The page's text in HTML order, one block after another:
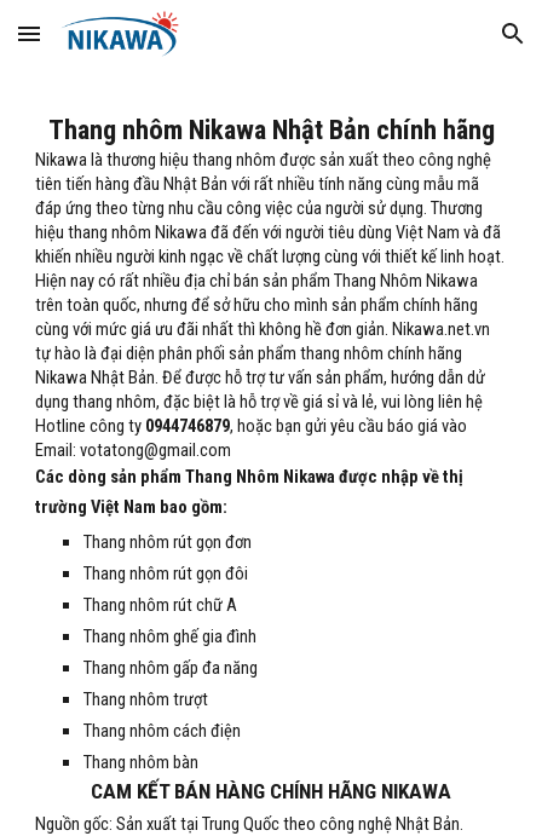
Skip to main content Skip to navigation
Thang nhôm Nikawa Nhật Bản chính hãng
Nikawa là thương hiệu thang nhôm được sản xuất theo công nghệ
tiên tiến hàng đầu Nhật Bản với rất nhiều tính năng cùng mẫu mã
đáp ứng theo từng nhu cầu công việc của người sử dụng. Thương
hiệu thang nhôm Nikawa đã đến với người tiêu dùng Việt Nam và đã
khiến nhiều người kinh ngạc về chất lượng cùng với thiết kế linh hoạt.
Hiện nay có rất nhiều địa chỉ bán sản phẩm Thang Nhôm Nikawa
trên toàn quốc, nhưng để sở hữu cho mình sản phẩm chính hãng
cùng với mức giá ưu đãi nhất thì không hề đơn giản. Nikawa.net.vn
tự hào là đại diện phân phối sản phẩm thang nhôm chính hãng
Nikawa Nhật Bản. Để được hỗ trợ tư vấn sản phẩm, hướng dẫn dử
dụng thang nhôm, đặc biệt là hỗ trợ về giá sỉ và lẻ, vui lòng liên hệ
Hotline công ty 0944746879, hoặc bạn gửi yêu cầu báo giá vào
Email: votatong@gmail.com
Các dòng sản phẩm Thang Nhôm Nikawa được nhập về thị
trường Việt Nam bao gồm:
Thang nhôm rút gọn đơn
Thang nhôm rút gọn đôi
Thang nhôm rút chữ A
Thang nhôm ghế gia đình
Thang nhôm gấp đa năng
Thang nhôm trượt
Thang nhôm cách điện
Thang nhôm bàn
CAM KẾT BÁN HÀNG CHÍNH HÃNG NIKAWA
Nguồn gốc: Sản xuất tại Trung Quốc theo công nghệ Nhật Bản.